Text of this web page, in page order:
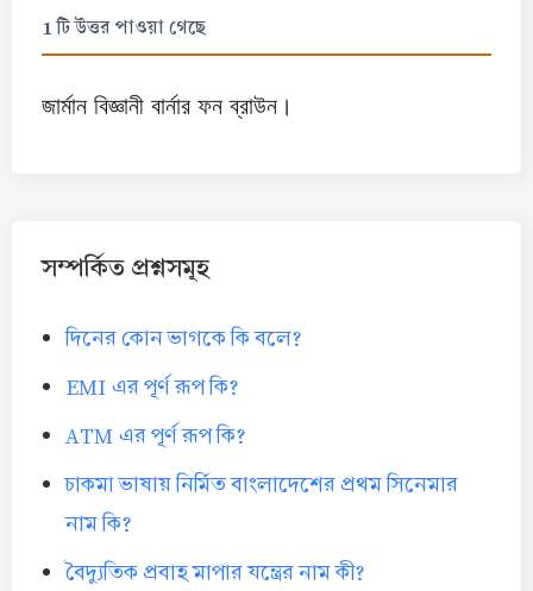
1 টি উত্তর পাওয়া গেছে
জার্মান বিজ্ঞানী বার্নার ফন ব্রাউন।
সম্পর্কিত প্রশ্নসমূহ
দিনের কোন ভাগকে কি বলে?
EMI এর পূর্ণ রূপ কি?
ATM এর পূর্ণ রূপ কি?
চাকমা ভাষায় নির্মিত বাংলাদেশের প্রথম সিনেমার
নাম কি?
বৈদ্যুতিক প্রবাহ মাপার যন্ত্রের নাম কী?